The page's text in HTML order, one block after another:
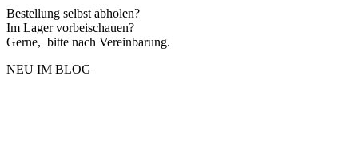
Bestellung selbst abholen?
Im Lager vorbeischauen?
Gerne, bitte nach Vereinbarung.
NEU IM BLOG